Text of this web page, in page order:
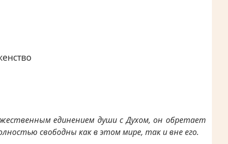
единением души с Духом, он обретает
свободны как в этом мире, так и вне его.